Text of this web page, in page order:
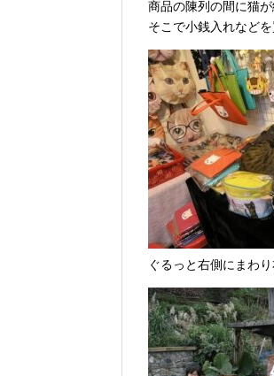
商品の陳列の間に猫が
そこで小銭入れなどを
ぐるっと右側にまわ